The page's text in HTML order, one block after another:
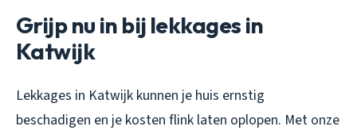
Grijp nu in bij lekkages in
Katwijk
Lekkages in Katwijk kunnen je huis ernstig
beschadigen en je kosten flink laten oplopen. Met onze